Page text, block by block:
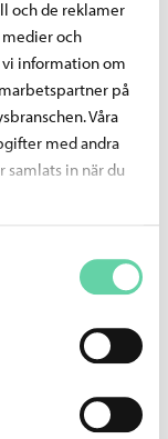
och de reklamer
och
vi information om
på
Våra
med andra
in när du
inleds i
reviderats